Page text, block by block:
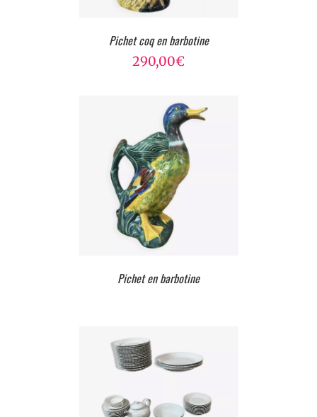
Pichet coq en barbotine
290,00€
Pichet en barbotine